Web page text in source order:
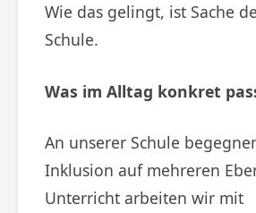
Wie das gelingt, ist Sache
Schule.
Was im Alltag konkret
An unserer Schule
Inklusion auf mehreren
Unterricht arbeiten wir mit